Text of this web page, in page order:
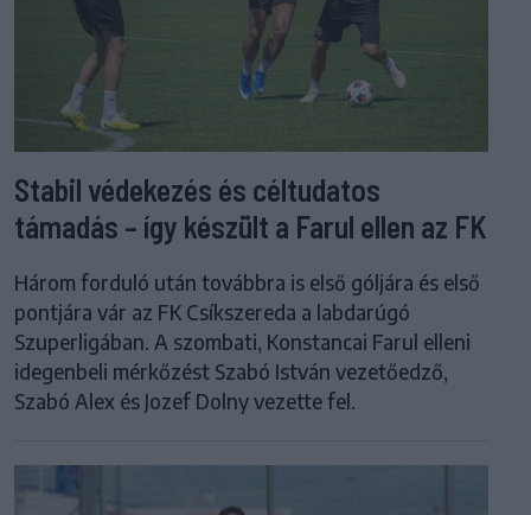
Stabil védekezés és céltudatos
támadás – így készült a Farul ellen az FK
Három forduló után továbbra is első góljára és első
pontjára vár az FK Csíkszereda a labdarúgó
Szuperligában. A szombati, Konstancai Farul elleni
idegenbeli mérkőzést Szabó István vezetőedző,
Szabó Alex és Jozef Dolny vezette fel.